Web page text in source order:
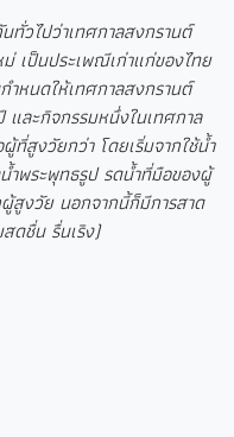
วไปว่าเทศกาลสงกรานต์
เป็นประเพณีเก่าแก่ของไทย
หนดให้เทศกาลสงกรานต์
ละกิจกรรมหนึ่งในเทศกาล
ที่สูงวัยกว่า โดยเริ่มจากใช้น้ำ
ำพระพุทธรูป รดน้ำที่มือของผู้
สูงวัย นอกจากนี้ก็มีการสาด
ดชื่น รื่นเริง)